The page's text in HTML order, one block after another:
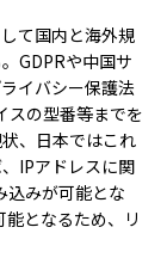
て国内と海外規
GDPRや中国サ
イバシー保護法
スの型番等までを
、日本ではこれ
IPアドレスに関
みが可能とな
となるため、リ